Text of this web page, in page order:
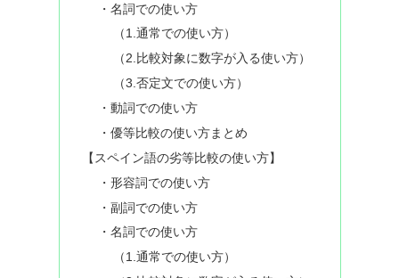
・名詞での使い方
（1.通常での使い方）
（2.比較対象に数字が入る使い方）
（3.否定文での使い方）
・動詞での使い方
・優等比較の使い方まとめ
【スペイン語の劣等比較の使い方】
・形容詞での使い方
・副詞での使い方
・名詞での使い方
（1.通常での使い方）